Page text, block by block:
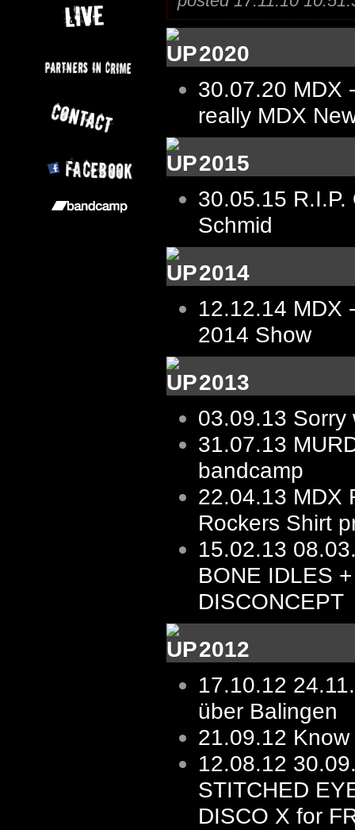
2020
30.07.20 MDX
really MDX
2015
30.05.15
Schmid
2014
12.12.14 MDX
2014 Show
2013
03.09.13 Sorry
31.07.13
bandcamp
22.04.13 MDX
Rockers Shirt
15.02.13
BONE IDLES
DISCONCEPT
2012
17.10.12
über Balingen
21.09.12
12.08.12
STITCHED
DISCO X for